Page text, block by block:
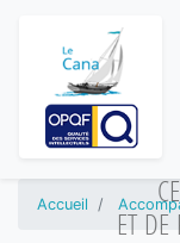
ET
Accueil